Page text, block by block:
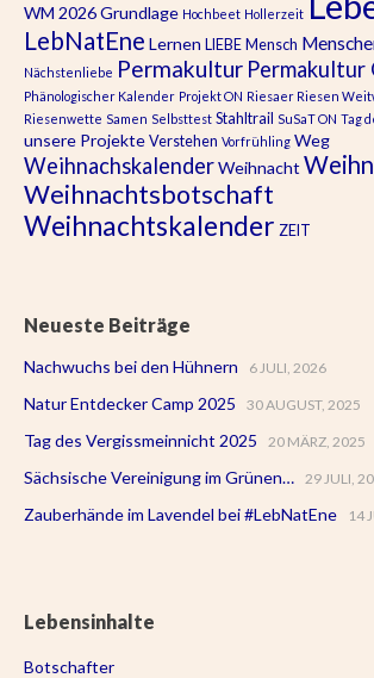
WM 2026Grundlage Hochbeet Hollerzeit
LebNatEne Lernen LIEBE Mensch
Nächstenliebe Permakultur Permakultur
Phänologischer Kalender Projekt ON Riesaer Riesen
Riesenwette Samen Selbsttest Stahltrail SuSaT ON Tag
unsere Projekte Verstehen Vorfrühling Weg
WeihnachskalenderWeihnacht
Weihnachtsbotschaft
Weihnachtskalender ZEIT
Neueste Beiträge
Nachwuchs bei den Hühnern 6 JULI, 2026
Natur Entdecker Camp 2025 30 AUGUST, 2025
Tag des Vergissmeinnicht 2025 20 MÄRZ, 2025
Sächsische Vereinigung im Grünen… 29 JULI,
Zauberhände im Lavendel bei #LebNatEne 14
Lebensinhalte
Botschafter